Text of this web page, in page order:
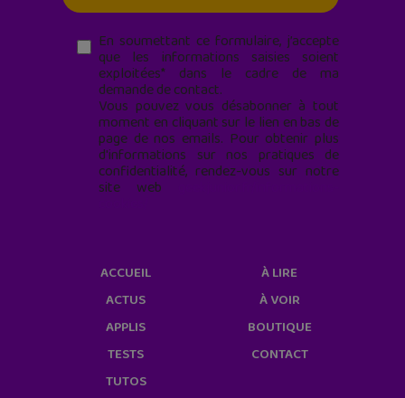
En soumettant ce formulaire, j’accepte
que les informations saisies soient
exploitées* dans le cadre de ma
demande de contact.
Vous pouvez vous désabonner à tout
moment en cliquant sur le lien en bas de
page de nos emails. Pour obtenir plus
d'informations sur nos pratiques de
confidentialité, rendez-vous sur notre
site web
ACCUEIL
ACTUS
APPLIS
TESTS
TUTOS
À LIRE
À VOIR
BOUTIQUE
CONTACT